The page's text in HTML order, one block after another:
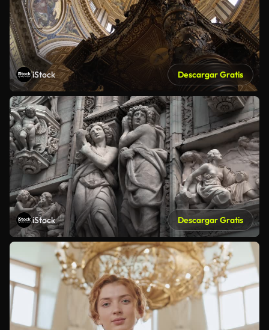
iStock Descargar Gratis
iStock Descargar Gratis